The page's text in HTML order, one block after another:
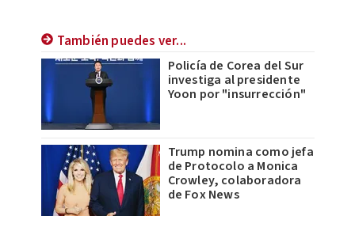
También puedes ver...
Policía de Corea del Sur
investiga al presidente
Yoon por "insurrección"
Trump nomina como jefa
de Protocolo a Monica
Crowley, colaboradora
de Fox News